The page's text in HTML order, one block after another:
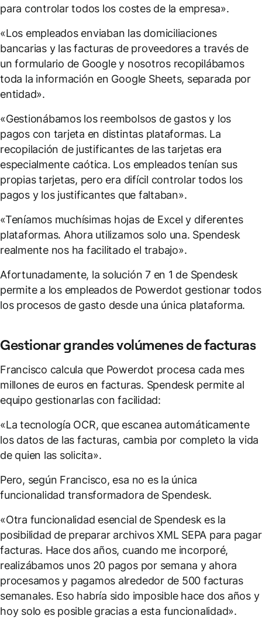
para controlar todos los costes de la empresa».
«Los empleados enviaban las domiciliaciones
bancarias y las facturas de proveedores a través de
un formulario de Google y nosotros recopilábamos
toda la información en Google Sheets, separada por
entidad».
«Gestionábamos los reembolsos de gastos y los
pagos con tarjeta en distintas plataformas. La
recopilación de justificantes de las tarjetas era
especialmente caótica. Los empleados tenían sus
propias tarjetas, pero era difícil controlar todos los
pagos y los justificantes que faltaban».
«Teníamos muchísimas hojas de Excel y diferentes
plataformas. Ahora utilizamos solo una. Spendesk
realmente nos ha facilitado el trabajo».
Afortunadamente, la solución 7 en 1 de Spendesk
permite a los empleados de Powerdot gestionar todos
los procesos de gasto desde una única plataforma.
Gestionar grandes volúmenes de facturas
Francisco calcula que Powerdot procesa cada mes
millones de euros en facturas. Spendesk permite al
equipo gestionarlas con facilidad:
«La tecnología OCR, que escanea automáticamente
los datos de las facturas, cambia por completo la vida
de quien las solicita».
Pero, según Francisco, esa no es la única
funcionalidad transformadora de Spendesk.
«Otra funcionalidad esencial de Spendesk es la
posibilidad de preparar archivos XML SEPA para pagar
facturas. Hace dos años, cuando me incorporé,
realizábamos unos 20 pagos por semana y ahora
procesamos y pagamos alrededor de 500 facturas
semanales. Eso habría sido imposible hace dos años y
hoy solo es posible gracias a esta funcionalidad».